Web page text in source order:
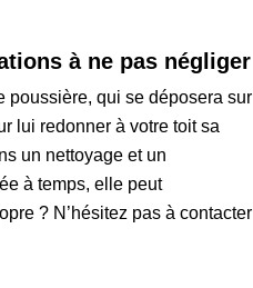
à ne pas négliger
poussière, qui se déposera sur
lui redonner à votre toit sa
un nettoyage et un
à temps, elle peut
? N’hésitez pas à contacter